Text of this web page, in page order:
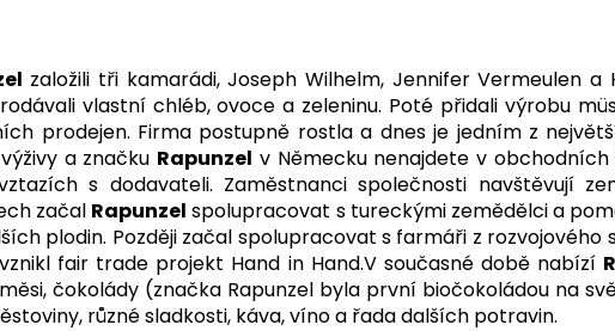
založili tři kamarádi, Joseph Wilhelm, Jennifer Vermeulen a
vlastní chléb, ovoce a zeleninu. Poté přidali výrobu
prodejen. Firma postupně rostla a dnes je jedním z
a značku Rapunzel v Německu nenajdete v
s dodavateli. Zaměstnanci společnosti navštěvují
začal Rapunzel spolupracovat s tureckými zemědělci a
plodin. Později začal spolupracovat s farmáři z
fair trade projekt Hand in Hand.V současné době nabízí
čokolády (značka Rapunzel byla první biočokoládou na
různé sladkosti, káva, víno a řada dalších potravin.